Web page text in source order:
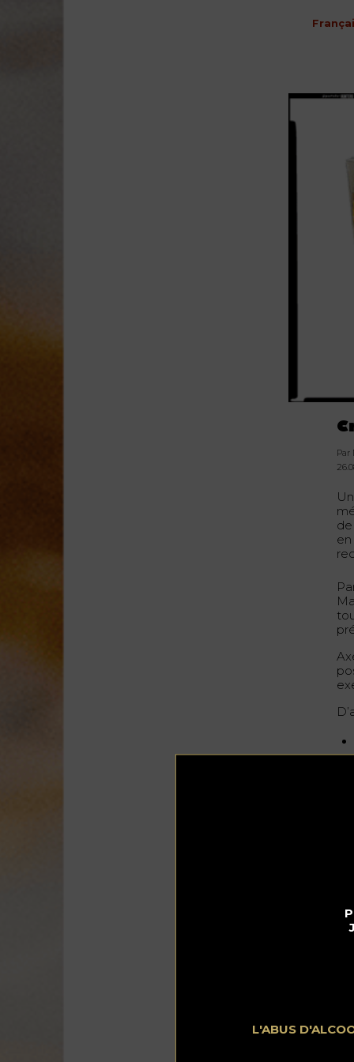
L'ABUS
Par